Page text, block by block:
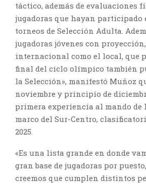
táctico, además de evaluaciones
jugadoras que hayan participado
torneos de Selección Adulta.
jugadoras jóvenes con
internacional como el local, que
final del ciclo olímpico también
la Selección», manifestó Muñoz
noviembre y principio de
primera experiencia al mando de
marco del Sur-Centro,
2025.
«Es una lista grande en donde
gran base de jugadoras por
creemos que cumplen distintos